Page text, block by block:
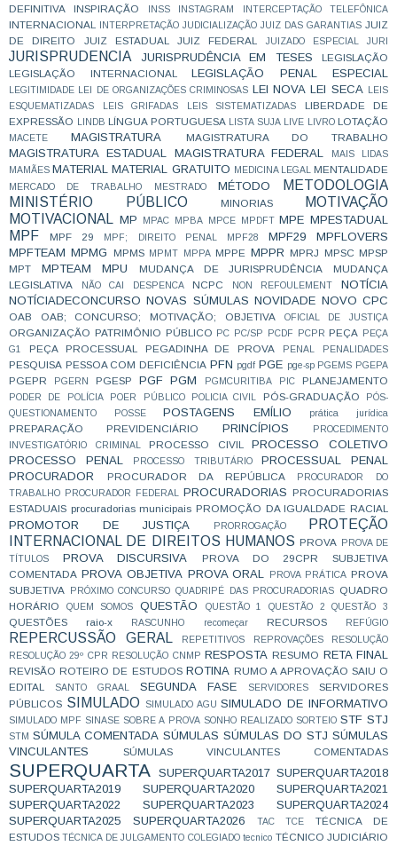
DEFINITIVA
INSPIRAÇÃO INSS INSTAGRAM INTERCEPTAÇÃO TELEFÔNICA
INTERNACIONAL INTERPRETAÇÃO JUDICIALIZAÇÃO JUIZ DAS GARANTIAS JUIZ
DE DIREITO
JUIZ ESTADUAL JUIZ FEDERAL JUIZADO ESPECIAL JURI
JURISPRUDENCIA JURISPRUDÊNCIA EM TESES
LEGISLAÇÃO
LEGISLAÇÃO INTERNACIONAL
LEGISLAÇÃO PENAL ESPECIAL
LEGITIMIDADE LEI DE ORGANIZAÇÕES CRIMINOSAS LEI NOVA LEI SECA
LEIS
ESQUEMATIZADAS
LEIS GRIFADAS LEIS SISTEMATIZADAS
LIBERDADE DE
EXPRESSÃO
LINDB LÍNGUA PORTUGUESA LISTA SUJA LIVE LIVRO LOTAÇÃO
MACETE MAGISTRATURA MAGISTRATURA DO TRABALHO
MAGISTRATURA ESTADUAL MAGISTRATURA FEDERAL
MAIS LIDAS
MAMÃES MATERIAL MATERIAL GRATUITO MEDICINA LEGAL MENTALIDADE
MERCADO DE TRABALHO MESTRADO MÉTODO
METODOLOGIA
MINISTÉRIO PÚBLICO
MINORIAS
MOTIVAÇÃO
MOTIVACIONAL
MP MPAC MPBA MPCE MPDFT MPE MPESTADUAL
MPF MPF 29 MPF; DIREITO PENAL MPF28 MPF29
MPFLOVERS
MPFTEAM MPMG MPMS MPMT MPPA MPPE MPPR MPRJ MPSC MPSP
MPT
MPTEAM MPU MUDANÇA DE JURISPRUDÊNCIA
MUDANÇA
LEGISLATIVA
NÃO CAI DESPENCA NCPC NON REFOULEMENT
NOTÍCIA
NOTÍCIADECONCURSO NOVAS SÚMULAS NOVIDADE NOVO CPC
OAB OAB; CONCURSO; MOTIVAÇÃO; OBJETIVA OFICIAL DE JUSTIÇA
ORGANIZAÇÃO PATRIMÔNIO PÚBLICO PC PC/SP PCDF PCPR PEÇA
PEÇA
G1
PEÇA PROCESSUAL PEGADINHA DE PROVA PENAL PENALIDADES
PESQUISA PESSOA COM DEFICIÊNCIA PFN pgdf PGE pge-sp PGEMS PGEPA
PGEPR PGERN PGESP PGF PGM PGMCURITIBA PIC PLANEJAMENTO
PODER DE POLÍCIA POER PÚBLICO POLICIA CIVIL PÓS-GRADUAÇÃO
PÓS-
QUESTIONAMENTO
POSSE POSTAGENS EMÍLIO prática jurídica
PREPARAÇÃO PREVIDENCIÁRIO PRINCÍPIOS
PROCEDIMENTO
INVESTIGATÓRIO CRIMINAL
PROCESSO CIVIL
PROCESSO COLETIVO
PROCESSO PENAL
PROCESSO TRIBUTÁRIO
PROCESSUAL PENAL
PROCURADOR
PROCURADOR DA REPÚBLICA
PROCURADOR DO
TRABALHO
PROCURADOR FEDERAL PROCURADORIAS PROCURADORIAS
ESTADUAIS procuradorias municipais PROMOÇÃO DA IGUALDADE RACIAL
PROMOTOR DE JUSTIÇA PRORROGAÇÃO
PROTEÇÃO
INTERNACIONAL DE DIREITOS HUMANOS PROVA
PROVA DE
TÍTULOS
PROVA DISCURSIVA
PROVA DO 29CPR SUBJETIVA
COMENTADA PROVA OBJETIVA PROVA ORAL PROVA PRÁTICA PROVA
SUBJETIVA
PRÓXIMO CONCURSO QUADRIPÉ DAS PROCURADORIAS
QUADRO
HORÁRIO
QUEM SOMOS QUESTÃO QUESTÃO 1 QUESTÃO 2 QUESTÃO 3
QUESTÕES raio-x RASCUNHO recomeçar RECURSOS REFÚGIO
REPERCUSSÃO GERAL REPETITIVOS REPROVAÇÕES
RESOLUÇÃO
RESOLUÇÃO 29º CPR
RESOLUÇÃO CNMP RESPOSTA RESUMO RETA FINAL
REVISÃO ROTEIRO DE ESTUDOS ROTINA RUMO A APROVAÇÃO SAIU O
EDITAL
SANTO GRAAL SEGUNDA FASE SERVIDORES
SERVIDORES
PÚBLICOS SIMULADO SIMULADO AGU SIMULADO DE INFORMATIVO
SIMULADO MPF SINASE SOBRE A PROVA SONHO REALIZADO SORTEIO STF STJ
STM SÚMULA COMENTADA SÚMULAS SÚMULAS DO STJ SÚMULAS
VINCULANTES
SÚMULAS VINCULANTES COMENTADAS
SUPERQUARTA SUPERQUARTA2017 SUPERQUARTA2018
SUPERQUARTA2019
SUPERQUARTA2020
SUPERQUARTA2021
SUPERQUARTA2022
SUPERQUARTA2023
SUPERQUARTA2024
SUPERQUARTA2025
SUPERQUARTA2026 TAC TCE
TÉCNICA DE
ESTUDOS TÉCNICA DE JULGAMENTO COLEGIADO tecnico TÉCNICO JUDICIÁRIO